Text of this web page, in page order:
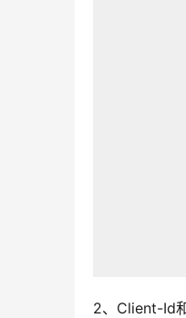
2、Client-Id